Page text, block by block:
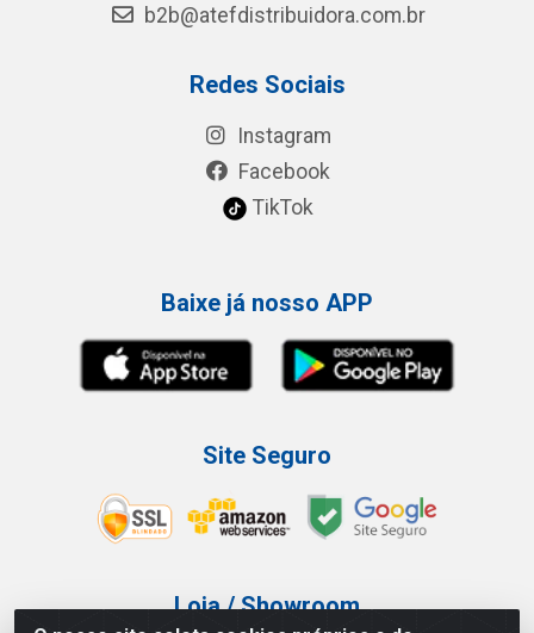
b2b@atefdistribuidora.com.br
Redes Sociais
Instagram
Facebook
TikTok
Baixe já nosso APP
Site Seguro
Loja / Showroom